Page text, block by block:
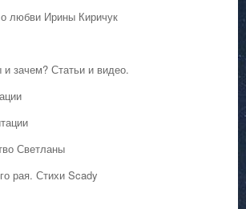
любви Ирины Киричук
зачем? Статьи и видео.
Светланы
рая. Стихи Scady